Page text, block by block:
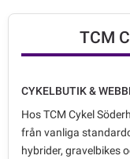
TCM
CYKELBUTIK &
Hos TCM Cykel
från vanliga
hybrider, gravelbikes